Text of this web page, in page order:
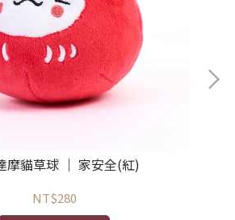
摩貓草球 ｜ 家安全(紅)
NT$280